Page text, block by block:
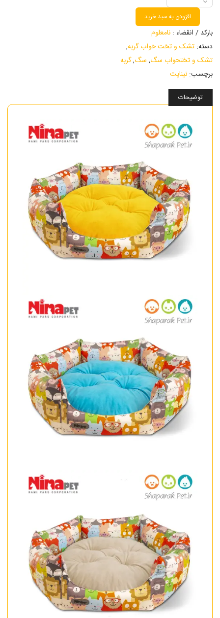
افزودن به سبد خرید
بارکد / انقضاء :نامعلوم
دسته:تشک و تخت خواب گربه,
تشک و تختحواب سگ, سگ,گربه
برچسب:نیناپت
توضیحات